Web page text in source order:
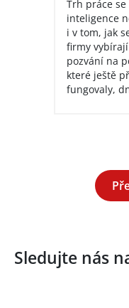
Trh práce
inteligence
i v tom, jak
firmy
pozvání na
které ještě
fungovaly,
Sledujte nás